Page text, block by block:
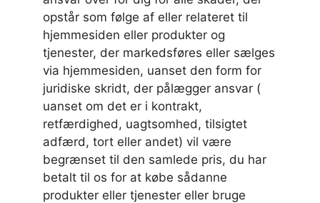
opstår som følge af eller relateret til
hjemmesiden eller produkter og
tjenester, der markedsføres eller sælges
via hjemmesiden, uanset den form for
juridiske skridt, der pålægger ansvar (
uanset om det er i kontrakt,
retfærdighed, uagtsomhed, tilsigtet
adfærd, tort eller andet) vil være
begrænset til den samlede pris, du har
betalt til os for at købe sådanne
produkter eller tjenester eller bruge